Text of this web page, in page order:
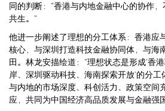
同的判断：“香港与内地金融中心的协作
共生。”
他进一步阐述了理想的分工体系：香港应
核心，与深圳打造科技金融协同体，与海
田。林龙安描绘道：“理想状态是形成‘香
岸、深圳驱动科技、海南探索开放’的分
与内地的市场深度、科创活力、政策空间
应，共同为中国经济高品质发展与金融强